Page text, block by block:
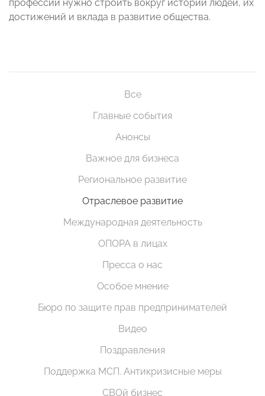
профессий нужно строить вокруг историй людей, их
достижений и вклада в развитие общества.
Все
Главные события
Анонсы
Важное для бизнеса
Региональное развитие
Отраслевое развитие
Международная деятельность
ОПОРА в лицах
Пресса о нас
Особое мнение
Бюро по защите прав предпринимателей
Видео
Поздравления
Поддержка МСП. Антикризисные меры
СВОй бизнес